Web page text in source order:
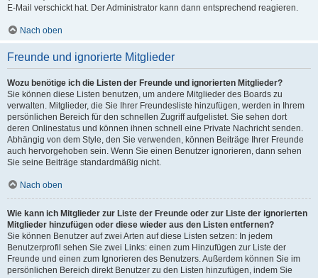
E-Mail verschickt hat. Der Administrator kann dann entsprechend reagieren.
Nach oben
Freunde und ignorierte Mitglieder
Wozu benötige ich die Listen der Freunde und ignorierten Mitglieder?
Sie können diese Listen benutzen, um andere Mitglieder des Boards zu
verwalten. Mitglieder, die Sie Ihrer Freundesliste hinzufügen, werden in Ihrem
persönlichen Bereich für den schnellen Zugriff aufgelistet. Sie sehen dort
deren Onlinestatus und können ihnen schnell eine Private Nachricht senden.
Abhängig von dem Style, den Sie verwenden, können Beiträge Ihrer Freunde
auch hervorgehoben sein. Wenn Sie einen Benutzer ignorieren, dann sehen
Sie seine Beiträge standardmäßig nicht.
Nach oben
Wie kann ich Mitglieder zur Liste der Freunde oder zur Liste der ignorierten
Mitglieder hinzufügen oder diese wieder aus den Listen entfernen?
Sie können Benutzer auf zwei Arten auf diese Listen setzen: In jedem
Benutzerprofil sehen Sie zwei Links: einen zum Hinzufügen zur Liste der
Freunde und einen zum Ignorieren des Benutzers. Außerdem können Sie im
persönlichen Bereich direkt Benutzer zu den Listen hinzufügen, indem Sie